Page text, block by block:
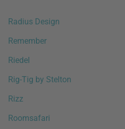
Radius Design
Remember
Riedel
Rig-Tig by Stelton
Rizz
Roomsafari